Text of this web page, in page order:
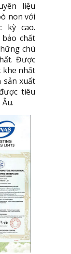
liệu
non với
kỳ cao.
chất
chú
Được
khe nhất
sản xuất
tiêu